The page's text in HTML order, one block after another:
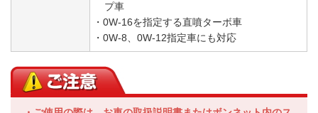
プ車
・0W-16を指定する直噴ターボ車
・0W-8、0W-12指定車にも対応